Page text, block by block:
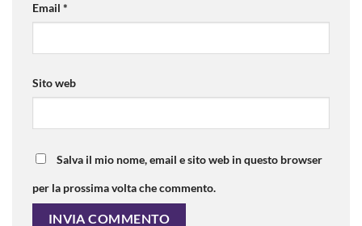
Email *
Sito web
Salva il mio nome, email e sito web in questo browser
per la prossima volta che commento.